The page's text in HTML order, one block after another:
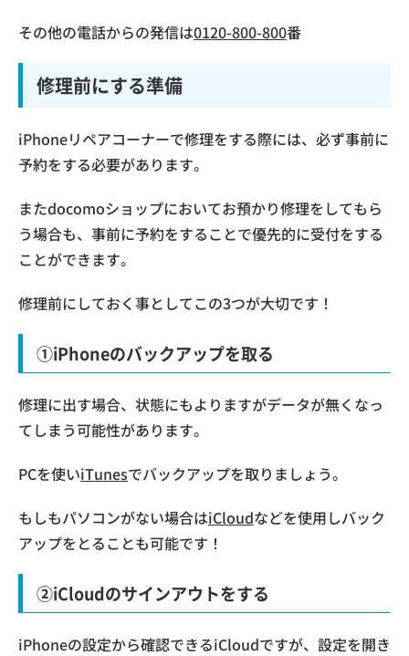
その他の電話からの発信は0120-800-800番
修理前にする準備
iPhoneリペアコーナーで修理をする際には、必ず事前に
予約をする必要があります。
またdocomoショップにおいてお預かり修理をしてもら
う場合も、事前に予約をすることで優先的に受付をする
ことができます。
修理前にしておく事としてこの3つが大切です！
①iPhoneのバックアップを取る
修理に出す場合、状態にもよりますがデータが無くなっ
てしまう可能性があります。
PCを使いiTunesでバックアップを取りましょう。
もしもパソコンがない場合はiCloudなどを使用しバック
アップをとることも可能です！
②iCloudのサインアウトをする
iPhoneの設定から確認できるiCloudですが、設定を開き